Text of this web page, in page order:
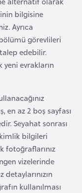
bilgisine
Ayrıca
görevlileri
edebilir.
evrakların
en az 2 boş sayfası
Seyahat sonrası
bilgileri
fotoğraflarınız
vizelerinde
detaylarınızın
kullanılması